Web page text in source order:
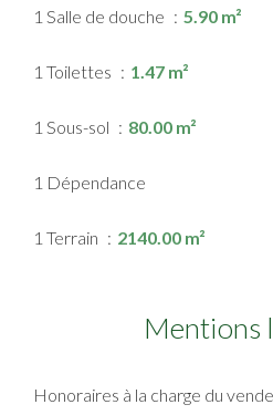
1 Salle de douche 5.90 m²
1 Toilettes 1.47 m²
1 Sous-sol 80.00 m²
1 Dépendance
1 Terrain 2140.00 m²
Mentions
Honoraires à la charge du